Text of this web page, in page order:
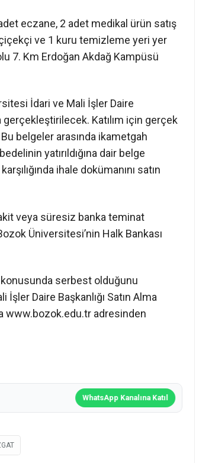
eczane, 2 adet medikal ürün satış
ve 1 kuru temizleme yeri yer
7. Km Erdoğan Akdağ Kampüsü
İdari ve Mali İşler Daire
gerçekleştirilecek. Katılım için gerçek
belgeler arasında ikametgah
yatırıldığına dair belge
ihale dokümanını satın
veya süresiz banka teminat
Üniversitesi’nin Halk Bankası
serbest olduğunu
Daire Başkanlığı Satın Alma
www.bozok.edu.tr adresinden
WhatsApp Kanalına Katıl